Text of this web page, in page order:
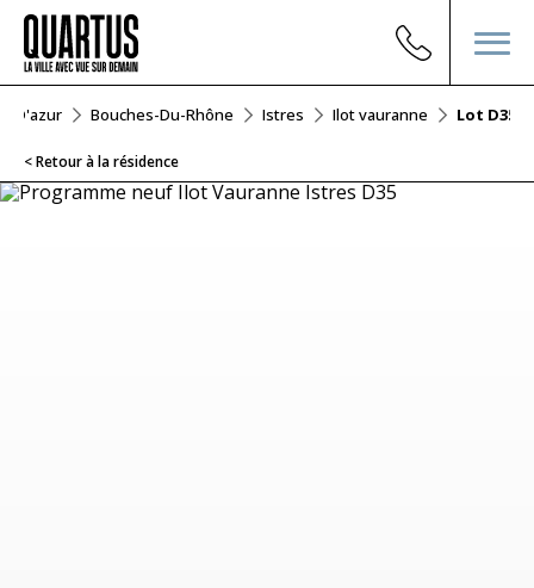
D'azur Bouches-Du-Rhône Istres Ilot vauranne Lot D35
< Retour à la résidence